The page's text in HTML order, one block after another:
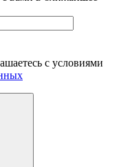
с условиями